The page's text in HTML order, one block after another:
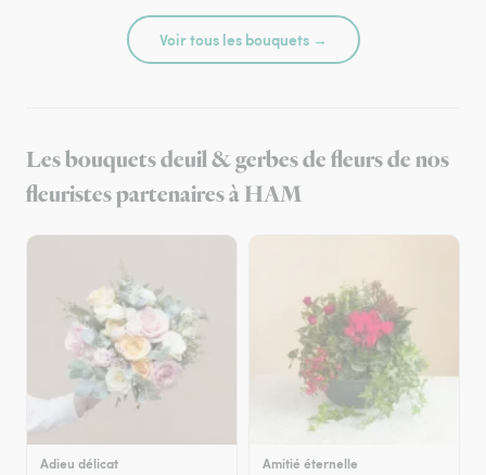
Voir tous les bouquets →
Les bouquets deuil & gerbes de fleurs de nos
fleuristes partenaires à HAM
Adieu délicat Amitié éternelle